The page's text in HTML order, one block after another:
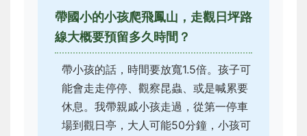
帶國小的小孩爬飛鳳山，走觀日坪路
線大概要預留多久時間？
帶小孩的話，時間要放寬1.5倍。孩子可
能會走走停停、觀察昆蟲、或是喊累要
休息。我帶親戚小孩走過，從第一停車
場到觀日亭，大人可能50分鐘，小孩可